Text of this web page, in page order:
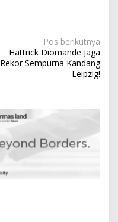
Pos berikutnya
Hattrick Diomande Jaga
Rekor Sempurna Kandang
Leipzig!